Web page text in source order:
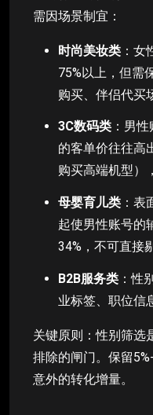
需因场景制宜：
时尚美妆类 ：
75%以上，但需
购买、伴侣代买
3C数码类 ：男
的客单价往往高
购买高端机型）
母婴育儿类 ：表
起使男性账号的
34%，不可直接
B2B服务类 ：性
业标签、职位信
关键原则：性别筛选
排除的闸门。保留
意外的转化增量。